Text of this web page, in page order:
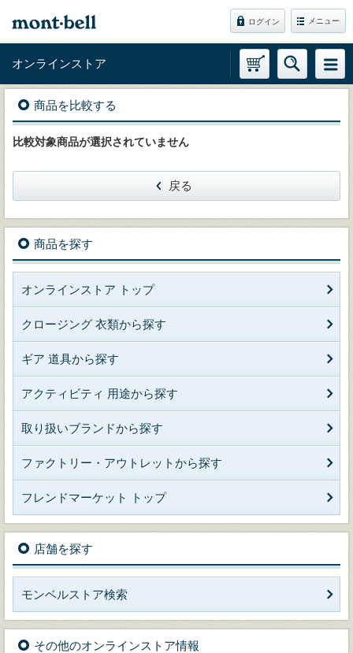
ログイン メニュー
オンラインストア
商品を比較する
比較対象商品が選択されていません
戻る
商品を探す
オンラインストア トップ
クロージング 衣類から探す
ギア 道具から探す
アクティビティ 用途から探す
取り扱いブランドから探す
ファクトリー・アウトレットから探す
フレンドマーケット トップ
店舗を探す
モンベルストア検索
その他のオンラインストア情報